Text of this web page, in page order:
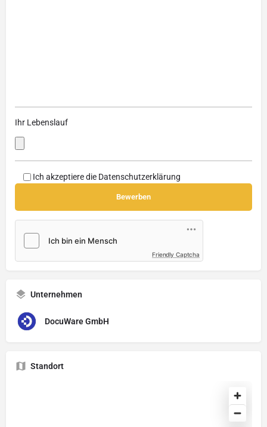
Ihr Lebenslauf
Ich akzeptiere die Datenschutzerklärung
Friendly Captcha
Unternehmen
DocuWare GmbH
Standort